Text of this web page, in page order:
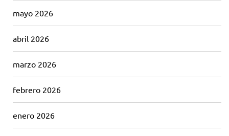
mayo 2026
abril 2026
marzo 2026
febrero 2026
enero 2026